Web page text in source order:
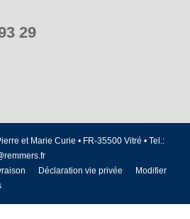
29
et Marie Curie • FR-35500 Vitré • Tel.:
Déclaration vie privée
Modifier